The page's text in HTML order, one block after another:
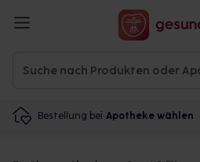
Bestellung bei Apotheke wählen